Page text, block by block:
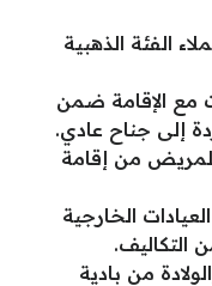
الفئة الذهبية
مع الإقامة ضمن
إلى جناح عادي.
من إقامة
الخارجية
من بادية